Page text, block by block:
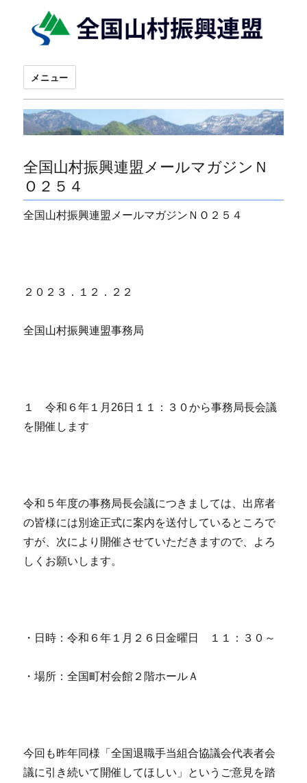
メニュー
全国山村振興連盟メールマガジンＮ
Ｏ２５４
全国山村振興連盟メールマガジンＮＯ２５４
２０２３．１２．２２
全国山村振興連盟事務局
１ 令和６年１月26日１１：３０から事務局長会議
を開催します
令和５年度の事務局長会議につきましては、出席者
の皆様には別途正式に案内を送付しているところで
すが、次により開催させていただきますので、よろ
しくお願いします。
・日時：令和６年１月２６日金曜日 １１：３０～
・場所：全国町村会館２階ホールＡ
今回も昨年同様「全国退職手当組合協議会代表者会
議に引き続いて開催してほしい」というご意見を踏